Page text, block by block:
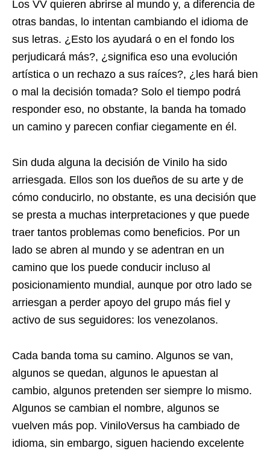
Los VV quieren abrirse al mundo y, a diferencia de
otras bandas, lo intentan cambiando el idioma de
sus letras. ¿Esto los ayudará o en el fondo los
perjudicará más?, ¿significa eso una evolución
artística o un rechazo a sus raíces?, ¿les hará bien
o mal la decisión tomada? Solo el tiempo podrá
responder eso, no obstante, la banda ha tomado
un camino y parecen confiar ciegamente en él.
Sin duda alguna la decisión de Vinilo ha sido
arriesgada. Ellos son los dueños de su arte y de
cómo conducirlo, no obstante, es una decisión que
se presta a muchas interpretaciones y que puede
traer tantos problemas como beneficios. Por un
lado se abren al mundo y se adentran en un
camino que los puede conducir incluso al
posicionamiento mundial, aunque por otro lado se
arriesgan a perder apoyo del grupo más fiel y
activo de sus seguidores: los venezolanos.
Cada banda toma su camino. Algunos se van,
algunos se quedan, algunos le apuestan al
cambio, algunos pretenden ser siempre lo mismo.
Algunos se cambian el nombre, algunos se
vuelven más pop. ViniloVersus ha cambiado de
idioma, sin embargo, siguen haciendo excelente